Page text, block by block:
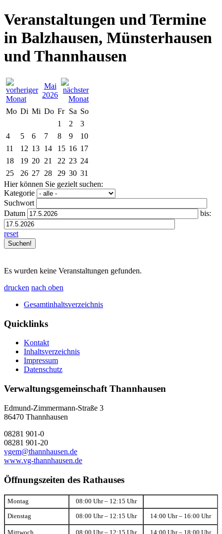
Veranstaltungen und Termine
in Balzhausen, Münsterhausen
und Thannhausen
Mai
2026
Mo Di Mi Do Fr Sa So
1
2
3
4
5 6 7 8 9
10
11
12 13 14 15 16 17
18
19 20 21 22 23 24
25
26 27 28 29 30 31
Hier können Sie gezielt suchen:
Kategorie
Suchwort
Datum
bis:
reset
Es wurden keine Veranstaltungen gefunden.
drucken nach oben
Gesamtinhaltsverzeichnis
Quicklinks
Kontakt
Inhaltsverzeichnis
Impressum
Datenschutz
Verwaltungsgemeinschaft Thannhausen
Edmund-Zimmermann-Straße 3
86470 Thannhausen
08281 901-0
08281 901-20
vgem@thannhausen.de
www.vg-thannhausen.de
Öffnungszeiten des Rathauses
Montag 08:00 Uhr – 12:15 Uhr
Dienstag 08:00 Uhr – 12:15 Uhr 14:00 Uhr – 16:00 Uhr